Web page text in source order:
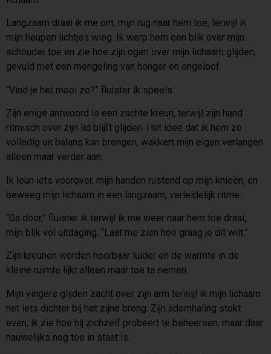
Langzaam draai ik me om, mijn rug naar hem toe, terwijl ik
mijn heupen lichtjes wieg. Ik werp hem een blik over mijn
schouder toe en zie hoe zijn ogen over mijn lichaam glijden,
gevuld met een mengeling van honger en ongeloof.
“Vind je het mooi zo?” fluister ik speels.
Zijn enige antwoord is een zachte kreun, terwijl zijn hand
ritmisch over zijn lid blijft glijden. Het idee dat ik hem zo
volledig uit balans kan brengen, wakkert mijn eigen verlangen
alleen maar verder aan.
Ik leun iets voorover, mijn handen rustend op mijn knieën, en
beweeg mijn lichaam in een langzaam, verleidelijk ritme.
“Ga door,” fluister ik terwijl ik me weer naar hem toe draai,
mijn blik vol uitdaging. “Laat me zien hoe graag je dit wilt.”
Zijn kreunen worden hoorbaar luider en de warmte in de
kleine ruimte lijkt alleen maar toe te nemen.
Mijn vingers glijden zacht over zijn arm terwijl ik mijn lichaam
net iets dichter bij het zijne breng. Zijn ademhaling stokt
even; ik zie hoe hij zichzelf probeert te beheersen, maar daar
nauwelijks nog toe in staat is.